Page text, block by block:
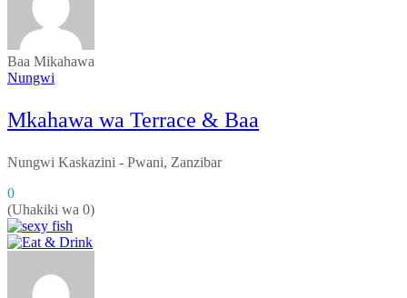
Baa Mikahawa
Nungwi
Mkahawa wa Terrace & Baa
Nungwi Kaskazini - Pwani, Zanzibar
0
(Uhakiki wa 0)